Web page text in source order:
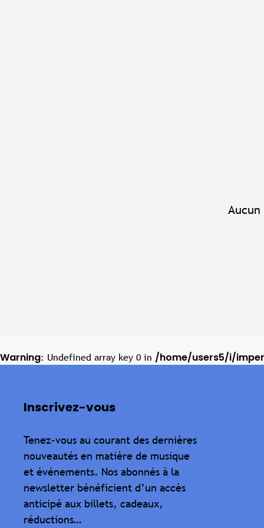
Warning: Undefined array key 0 in /home/users5/i/
Inscrivez-vous
Tenez-vous au courant des dernières
nouveautés en matière de musique
et événements. Nos abonnés à la
newsletter bénéficient d’un accès
anticipé aux billets, cadeaux,
réductions…